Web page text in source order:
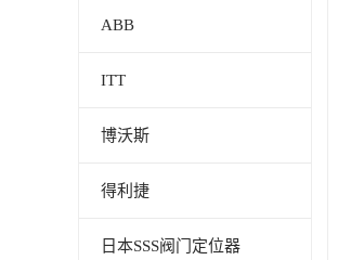
ABB
ITT
博沃斯
得利捷
日本SSS阀门定位器